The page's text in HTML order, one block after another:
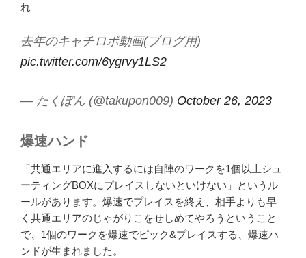
れ
去年のキャチロボ動画(ブログ用)
pic.twitter.com/6ygrvy1LS2
— たくぽん (@takupon009) October 26, 2023
爆速ハンド
「共通エリアに進入するには自陣のワークを1個以上シュ
ーティングBOXにプレイスしないといけない」というル
ールがあります。爆速でプレイスを終え、相手よりも早
く共通エリアのじゃがりこをせしめてやろうということ
で、1個のワークを爆速でピック&プレイスする、爆速ハ
ンドが生まれました。